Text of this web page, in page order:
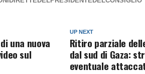
UP NEXT
Ritiro parziale
dal sud di Gaza:
eventuale
una nuova
sul